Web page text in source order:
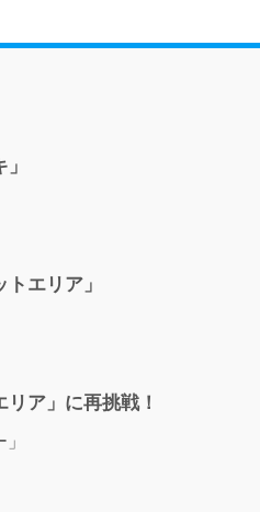
エリア」
ア」に再挑戦！